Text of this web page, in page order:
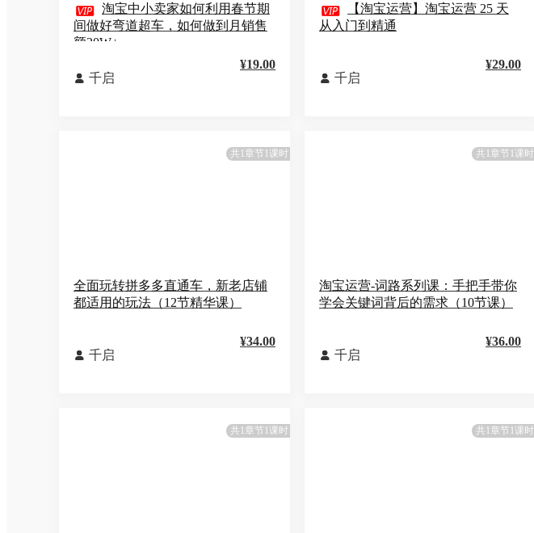
 淘宝中小卖家如何利用春节期
间做好弯道超车，如何做到月销售
额20W+
 千启
¥19.00

【淘宝运营】淘宝运营 25 天
从入门到精通
 千启
¥29.00
共1章节1课时
全面玩转拼多多直通车，新老店铺
都适用的玩法（12节精华课）
 千启
¥34.00
共1章节1课时
淘宝运营-词路系列课：手把手带你
学会关键词背后的需求（10节课）
 千启
¥36.00
共1章节1课时 共1章节1课时